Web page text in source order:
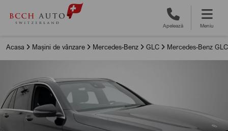
Apelează Meniu
Acasa Mașini de vânzare Mercedes-Benz GLC Mercedes-Benz